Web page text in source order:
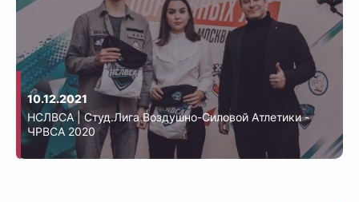
10.12.2021
НСЛВСА | Студ.Лига Воздушно-Силовой Атлетики -
ЧРВСА 2020